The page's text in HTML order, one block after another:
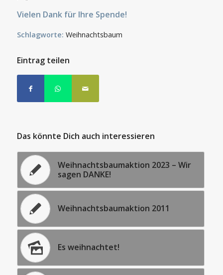
Vielen Dank für Ihre Spende!
Schlagworte: Weihnachtsbaum
Eintrag teilen
Das könnte Dich auch interessieren
Weihnachtsbaumaktion 2023 – Wir
sagen DANKE!
Weihnachtsbaumaktion 2011
Es weihnachtet!